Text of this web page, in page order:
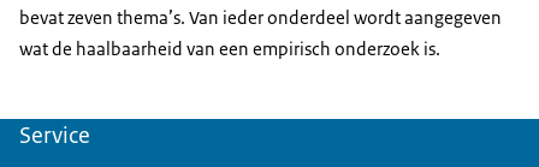
bevat zeven thema’s. Van ieder onderdeel wordt aangegeven
wat de haalbaarheid van een empirisch onderzoek is.
Service